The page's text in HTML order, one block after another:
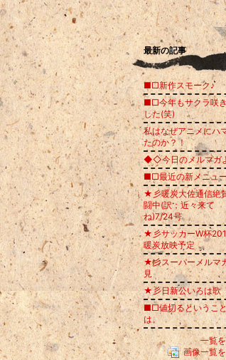
最新の記事
■□新作スモーク♪
■□今年もサクラ咲
した(笑)
私はなぜアニメにハ
たのか？！
◆◇今日のメルマガ
■□最近の新メニュ
★彡暖炭大佐通信絶
闘中(訳；近々来て
ね)7/24号
★彡サッカーW杯
暖炭放映予定
★彡スーパーメルマ
見
★彡日新公いろは歌
■□値切るということ
は。
一覧
画像一覧